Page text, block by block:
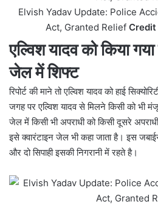
Elvish Yadav Update: Police
Act, Granted Relief Credit
एल्विश यादव को किया गया
जेल में शिफ्ट
रिपोर्ट की माने तो एल्विश यादव को हाई
जगह पर एल्विश यादव से मिलने किसी को भी
जेल में किसी भी अपराधी को किसी दूसरे
इसे क्वारंटाइन जेल भी कहा जाता है। इस
और दो सिपाही इसकी निगरानी में रहते है।